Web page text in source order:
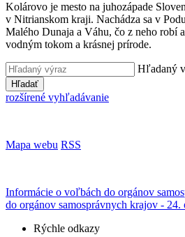
Kolárovo je mesto na juhozápade
v Nitrianskom kraji. Nachádza sa v
Malého Dunaja a Váhu, čo z neho robí
vodným tokom a krásnej prírode.
Hľadaný
Hľadať
rozšírené vyhľadávanie
Mapa webu RSS
Informácie o voľbách do orgánov
do orgánov samosprávnych krajov - 24.
Rýchle odkazy